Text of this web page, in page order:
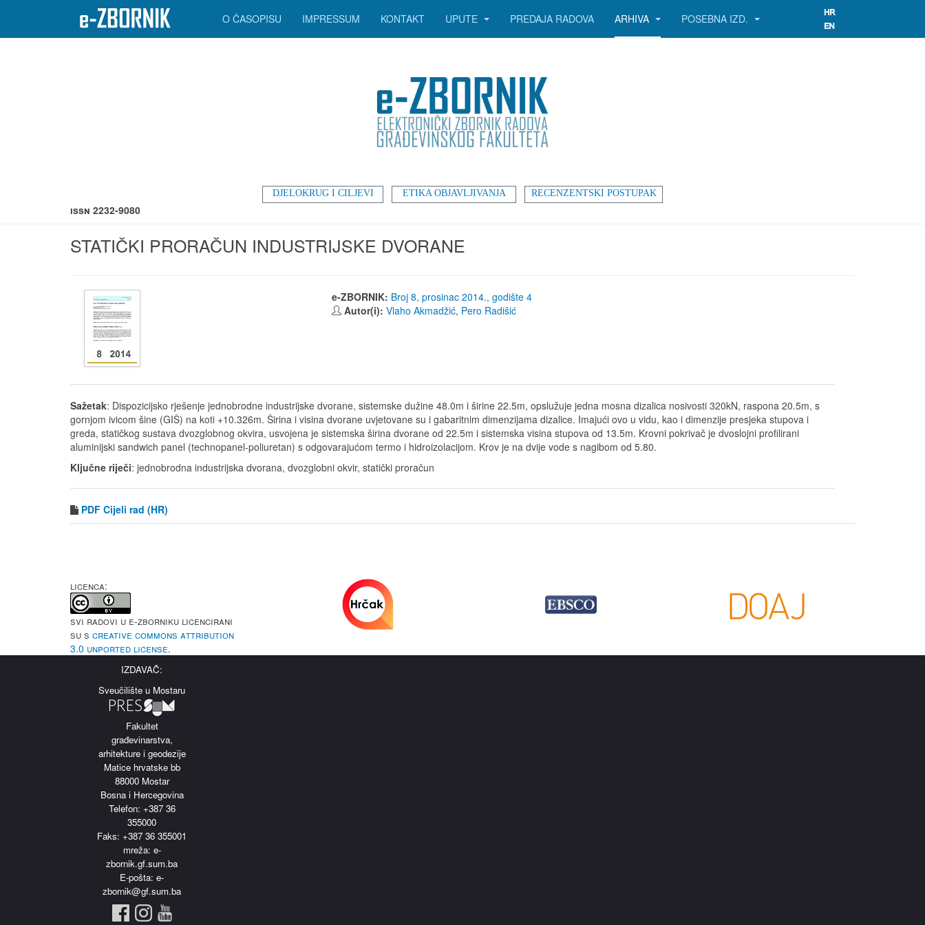
DJELOKRUG I CILJEVI ETIKA OBJAVLJIVANJA RECENZENTSKI POSTUPAK
O ČASOPISU IMPRESSUM KONTAKT UPUTE PREDAJA RADOVA ARHIVA POSEBNA IZD.
ISSN 2232-9080
STATIČKI PRORAČUN INDUSTRIJSKE DVORANE
e-ZBORNIK: Broj 8, prosinac 2014., godište 4
Autor(i): Vlaho Akmadžić, Pero Radišić
Sažetak: Dispozicijsko rješenje jednobrodne industrijske dvorane, sistemske dužine 48.0m i širine 22.5m, opslužuje jedna mosna dizalica nosivosti 320kN, raspona 20.5m, s
gornjom ivicom šine (GIŠ) na koti +10.326m. Širina i visina dvorane uvjetovane su i gabaritnim dimenzijama dizalice. Imajući ovo u vidu, kao i dimenzije presjeka stupova i
greda, statičkog sustava dvozglobnog okvira, usvojena je sistemska širina dvorane od 22.5m i sistemska visina stupova od 13.5m. Krovni pokrivač je dvoslojni profilirani
aluminijski sandwich panel (technopanel-poliuretan) s odgovarajućom termo i hidroizolacijom. Krov je na dvije vode s nagibom od 5.80.
Ključne riječi: jednobrodna industrijska dvorana, dvozglobni okvir, statički proračun
PDF Cijeli rad (HR)
LICENCA:
Svi radovi u e-Zborniku licencirani
su s Creative Commons Attribution
3.0 Unported License.
IZDAVAČ:
Sveučilište u Mostaru
Fakultet
građevinarstva,
arhitekture i geodezije
Matice hrvatske bb
88000 Mostar
Bosna i Hercegovina
Telefon: +387 36
355000
Faks: +387 36 355001
mreža: e-
zbornik.gf.sum.ba
E-pošta: e-
zbornik@gf.sum.ba